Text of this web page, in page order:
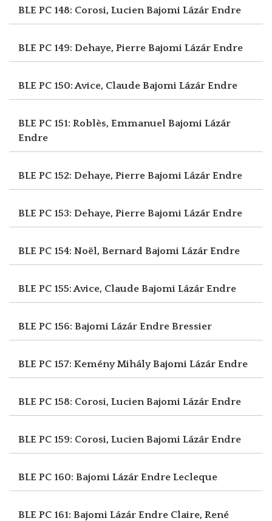
BLE PC 148: Corosi, LucienBajomi Lázár Endre
BLE PC 149: Dehaye, Pierre Bajomi Lázár Endre
BLE PC 150: Avice, Claude Bajomi Lázár Endre
BLE PC 151: Roblès, Emmanuel Bajomi Lázár
Endre
BLE PC 152: Dehaye, Pierre Bajomi Lázár Endre
BLE PC 153: Dehaye, Pierre Bajomi Lázár Endre
BLE PC 154: Noël, Bernard Bajomi Lázár Endre
BLE PC 155: Avice, Claude Bajomi Lázár Endre
BLE PC 156: Bajomi Lázár Endre Bressier
BLE PC 157: Kemény MihályBajomi Lázár Endre
BLE PC 158: Corosi, LucienBajomi Lázár Endre
BLE PC 159: Corosi, LucienBajomi Lázár Endre
BLE PC 160: Bajomi Lázár Endre Lecleque
BLE PC 161: Bajomi Lázár Endre Claire, René